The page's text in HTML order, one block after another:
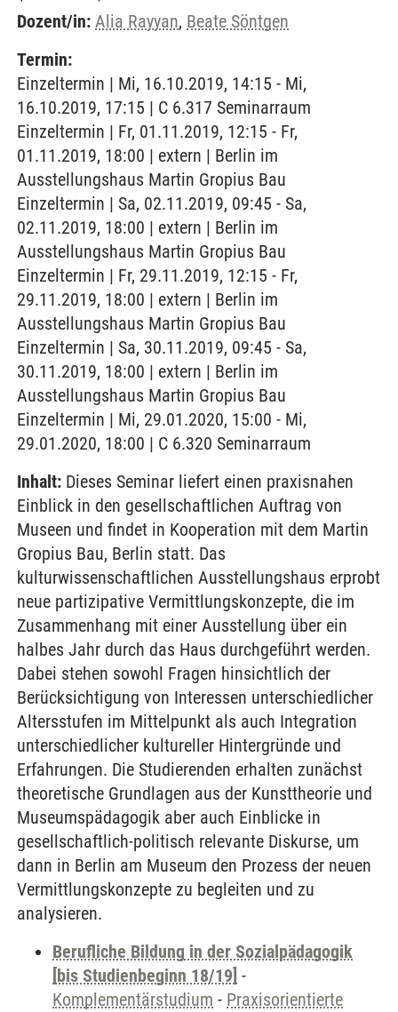
Dozent/in: Alia Rayyan, Beate Söntgen
Termin:
Einzeltermin | Mi, 16.10.2019, 14:15 - Mi,
16.10.2019, 17:15 | C 6.317 Seminarraum
Einzeltermin | Fr, 01.11.2019, 12:15 - Fr,
01.11.2019, 18:00 | extern | Berlin im
Ausstellungshaus Martin Gropius Bau
Einzeltermin | Sa, 02.11.2019, 09:45 - Sa,
02.11.2019, 18:00 | extern | Berlin im
Ausstellungshaus Martin Gropius Bau
Einzeltermin | Fr, 29.11.2019, 12:15 - Fr,
29.11.2019, 18:00 | extern | Berlin im
Ausstellungshaus Martin Gropius Bau
Einzeltermin | Sa, 30.11.2019, 09:45 - Sa,
30.11.2019, 18:00 | extern | Berlin im
Ausstellungshaus Martin Gropius Bau
Einzeltermin | Mi, 29.01.2020, 15:00 - Mi,
29.01.2020, 18:00 | C 6.320 Seminarraum
Inhalt: Dieses Seminar liefert einen praxisnahen
Einblick in den gesellschaftlichen Auftrag von
Museen und findet in Kooperation mit dem Martin
Gropius Bau, Berlin statt. Das
kulturwissenschaftlichen Ausstellungshaus erprobt
neue partizipative Vermittlungskonzepte, die im
Zusammenhang mit einer Ausstellung über ein
halbes Jahr durch das Haus durchgeführt werden.
Dabei stehen sowohl Fragen hinsichtlich der
Berücksichtigung von Interessen unterschiedlicher
Altersstufen im Mittelpunkt als auch Integration
unterschiedlicher kultureller Hintergründe und
Erfahrungen. Die Studierenden erhalten zunächst
theoretische Grundlagen aus der Kunsttheorie und
Museumspädagogik aber auch Einblicke in
gesellschaftlich-politisch relevante Diskurse, um
dann in Berlin am Museum den Prozess der neuen
Vermittlungskonzepte zu begleiten und zu
analysieren.
Berufliche Bildung in der Sozialpädagogik
[bis Studienbeginn 18/19] -
Komplementärstudium - Praxisorientierte